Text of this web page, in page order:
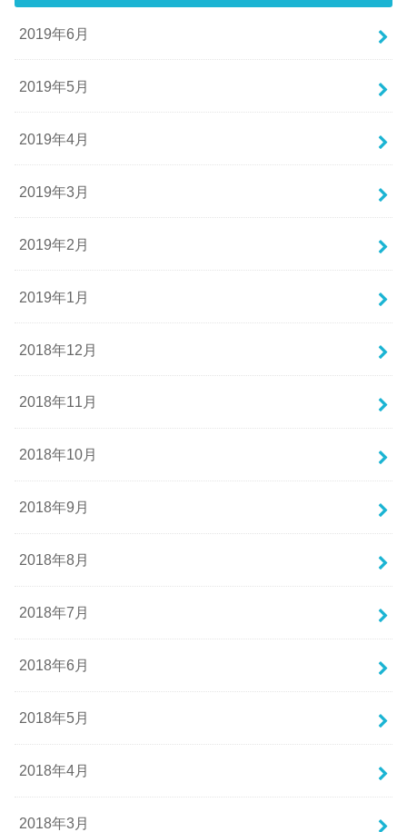
2019年6月
2019年5月
2019年4月
2019年3月
2019年2月
2019年1月
2018年12月
2018年11月
2018年10月
2018年9月
2018年8月
2018年7月
2018年6月
2018年5月
2018年4月
2018年3月